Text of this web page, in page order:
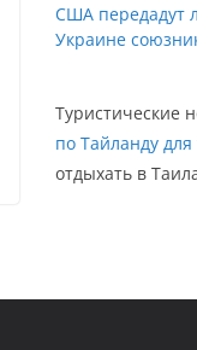
США передадут
Украине
Туристические
по Тайланду для
отдыхать в